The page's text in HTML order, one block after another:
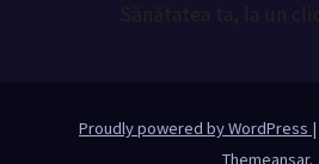
Proudly powered by WordPress |
Themeansar.